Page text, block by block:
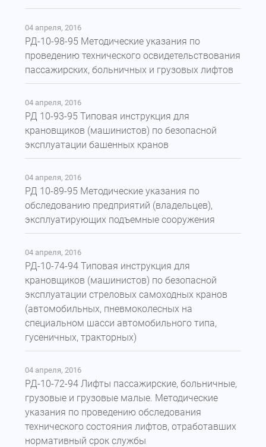
04 апреля, 2016
РД-10-98-95 Методические указания по
проведению технического освидетельствования
пассажирских, больничных и грузовых лифтов
04 апреля, 2016
РД 10-93-95 Типовая инструкция для
крановщиков (машинистов) по безопасной
эксплуатации башенных кранов
04 апреля, 2016
РД 10-89-95 Методические указания по
обследованию предприятий (владельцев),
эксплуатирующих подъемные сооружения
04 апреля, 2016
РД-10-74-94 Типовая инструкция для
крановщиков (машинистов) по безопасной
эксплуатации стреловых самоходных кранов
(автомобильных, пневмоколесных на
специальном шасси автомобильного типа,
гусеничных, тракторных)
04 апреля, 2016
РД-10-72-94 Лифты пассажирские, больничные,
грузовые и грузовые малые. Методические
указания по проведению обследования
технического состояния лифтов, отработавших
нормативный срок службы